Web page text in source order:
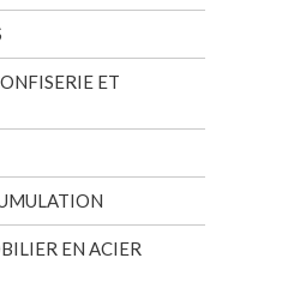
ET
EN ACIER